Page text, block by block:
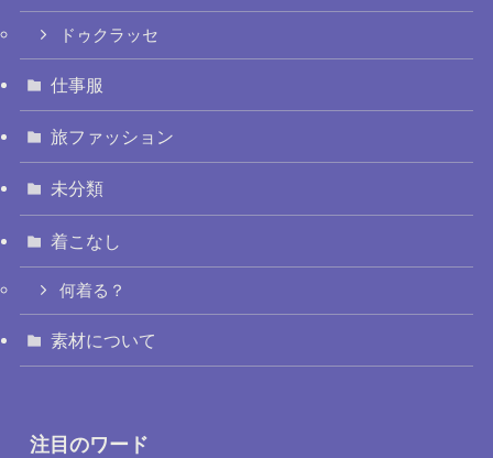
ドゥクラッセ
仕事服
旅ファッション
未分類
着こなし
何着る？
素材について
注目のワード